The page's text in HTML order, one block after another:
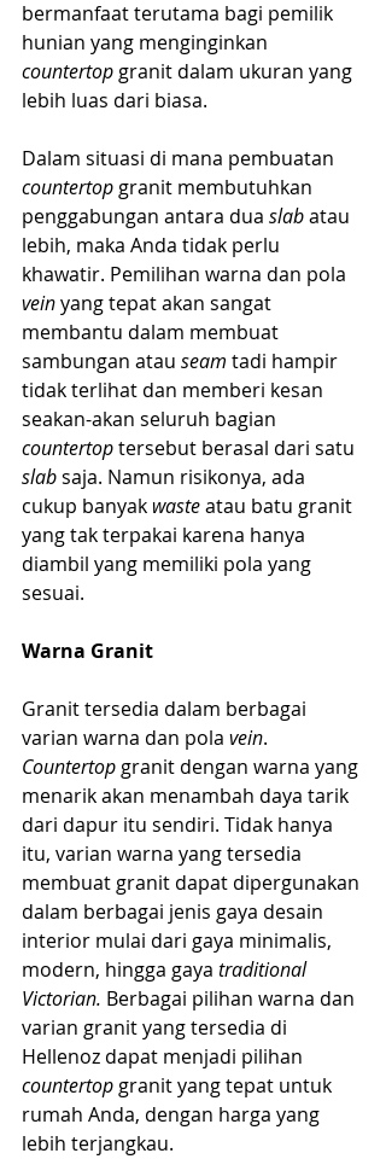
bermanfaat terutama bagi pemilik
hunian yang menginginkan
countertop granit dalam ukuran yang
lebih luas dari biasa.
Dalam situasi di mana pembuatan
countertop granit membutuhkan
penggabungan antara dua slab atau
lebih, maka Anda tidak perlu
khawatir. Pemilihan warna dan pola
vein yang tepat akan sangat
membantu dalam membuat
sambungan atau seam tadi hampir
tidak terlihat dan memberi kesan
seakan-akan seluruh bagian
countertop tersebut berasal dari satu
slab saja. Namun risikonya, ada
cukup banyak waste atau batu granit
yang tak terpakai karena hanya
diambil yang memiliki pola yang
sesuai.
Warna Granit
Granit tersedia dalam berbagai
varian warna dan pola vein.
Countertop granit dengan warna yang
menarik akan menambah daya tarik
dari dapur itu sendiri. Tidak hanya
itu, varian warna yang tersedia
membuat granit dapat dipergunakan
dalam berbagai jenis gaya desain
interior mulai dari gaya minimalis,
modern, hingga gaya traditional
Victorian. Berbagai pilihan warna dan
varian granit yang tersedia di
Hellenoz dapat menjadi pilihan
countertop granit yang tepat untuk
rumah Anda, dengan harga yang
lebih terjangkau.